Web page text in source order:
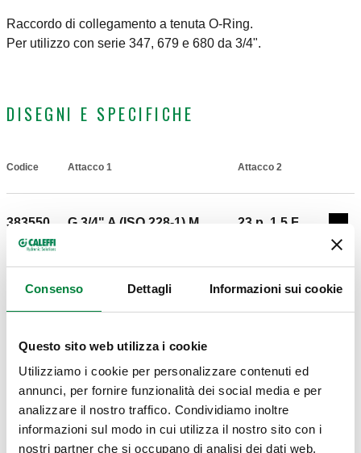
Consenso Dettagli Informazioni sui cookie
Questo sito web utilizza i cookie
Utilizziamo i cookie per personalizzare contenuti ed
annunci, per fornire funzionalità dei social media e per
analizzare il nostro traffico. Condividiamo inoltre
informazioni sul modo in cui utilizza il nostro sito con i
nostri partner che si occupano di analisi dei dati web,
Raccordo di collegamento a tenuta O-Ring.
Per utilizzo con serie 347, 679 e 680 da 3/4".
DISEGNI E SPECIFICHE
Codice Attacco 1 Attacco 2
383550 G 3/4" A (ISO 228-1) M 23 p. 1,5 F
Modelli 3D
Capitolato Mostra Copia
CALEFFI, 383550. Raccordo di collegamento a tenuta O-